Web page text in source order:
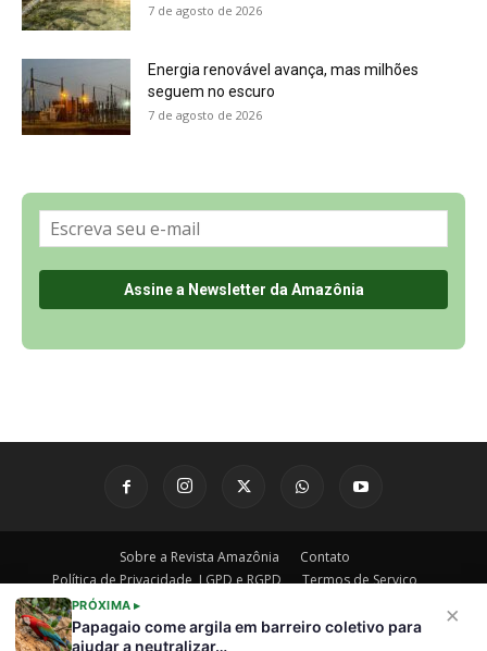
×
PRÓXIMA ▸
Papagaio come argila em barreiro coletivo para
ajudar a neutralizar…
7 de agosto de 2026
Energia renovável avança, mas milhões
seguem no escuro
7 de agosto de 2026
Sobre a Revista Amazônia
Contato
Política de Privacidade, LGPD e RGPD
Termos de Serviço